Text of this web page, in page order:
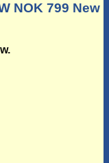
NOK 799 New